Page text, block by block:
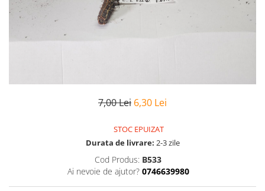
7,00 Lei 6,30 Lei
STOC EPUIZAT
Durata de livrare: 2-3 zile
Cod Produs: B533
Ai nevoie de ajutor? 0746639980